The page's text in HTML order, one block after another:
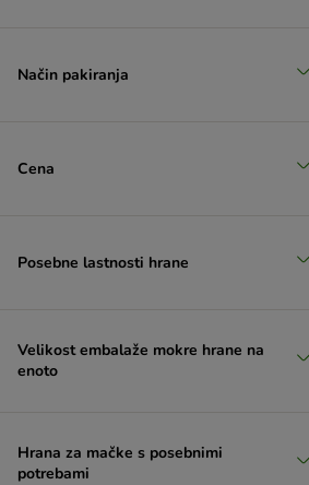
Lucky Lou
MjAMjAM
Način pakiranja
Cena
Posebne lastnosti hrane
Velikost embalaže mokre hrane na
enoto
Hrana za mačke s posebnimi
potrebami